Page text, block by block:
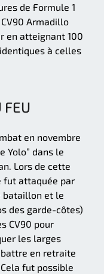
de Formule 1
Armadillo
en atteignant 100
à celles
FEU
en novembre
Yolo” dans le
Lors de cette
fut attaquée par
bataillon et le
des garde-côtes)
CV90 pour
les larges
en retraite
fut possible